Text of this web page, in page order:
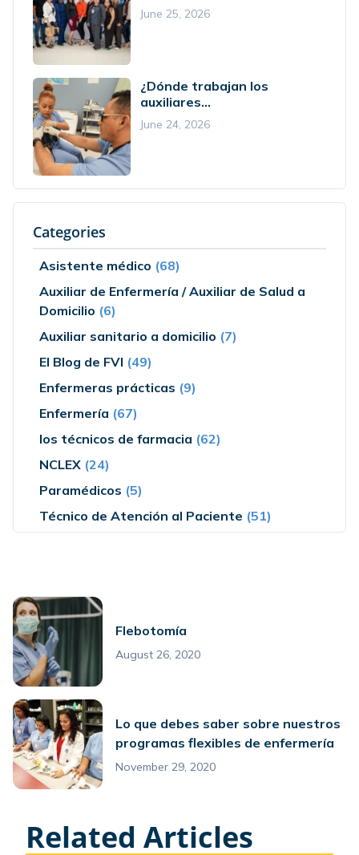
June 25, 2026
¿Dónde trabajan los
auxiliares...
June 24, 2026
Categories
Asistente médico (68)
Auxiliar de Enfermería / Auxiliar de Salud a
Domicilio (6)
Auxiliar sanitario a domicilio (7)
El Blog de FVI (49)
Enfermeras prácticas (9)
Enfermería (67)
los técnicos de farmacia (62)
NCLEX (24)
Paramédicos (5)
Técnico de Atención al Paciente (51)
Flebotomía
August 26, 2020
Lo que debes saber sobre nuestros
programas flexibles de enfermería
November 29, 2020
Related Articles